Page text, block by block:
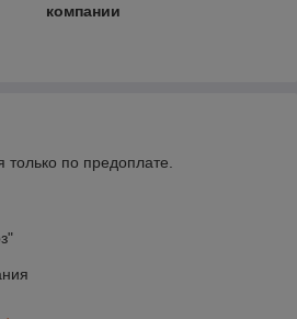
компании
только по предоплате.